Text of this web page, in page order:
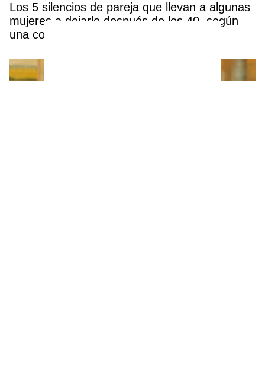
Los 5 silencios de pareja que llevan a algunas
mujeres a dejarlo después de los 40, según
una coach experta